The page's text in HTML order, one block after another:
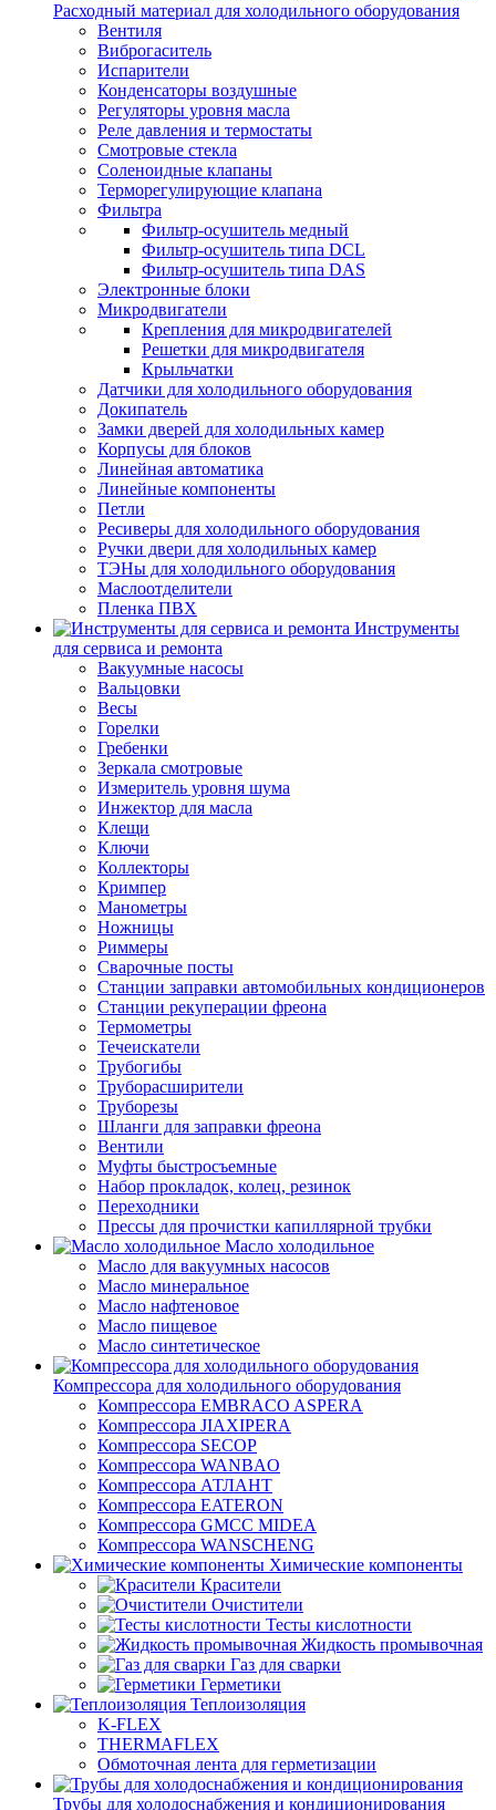
Расходный материал для холодильного оборудования
Вентиля
Виброгаситель
Испарители
Конденсаторы воздушные
Регуляторы уровня масла
Реле давления и термостаты
Смотровые стекла
Соленоидные клапаны
Терморегулирующие клапана
Фильтра
Фильтр-осушитель медный
Фильтр-осушитель типа DCL
Фильтр-осушитель типа DAS
Электронные блоки
Микродвигатели
Крепления для микродвигателей
Решетки для микродвигателя
Крыльчатки
Датчики для холодильного оборудования
Докипатель
Замки дверей для холодильных камер
Корпусы для блоков
Линейная автоматика
Линейные компоненты
Петли
Ресиверы для холодильного оборудования
Ручки двери для холодильных камер
ТЭНы для холодильного оборудования
Маслоотделители
Пленка ПВХ
Инструменты
для сервиса и ремонта
Вакуумные насосы
Вальцовки
Весы
Горелки
Гребенки
Зеркала смотровые
Измеритель уровня шума
Инжектор для масла
Клещи
Ключи
Коллекторы
Кримпер
Манометры
Ножницы
Риммеры
Сварочные посты
Станции заправки автомобильных кондиционеров
Станции рекуперации фреона
Термометры
Течеискатели
Трубогибы
Труборасширители
Труборезы
Шланги для заправки фреона
Вентили
Муфты быстросъемные
Набор прокладок, колец, резинок
Переходники
Прессы для прочистки капиллярной трубки
Масло холодильное
Масло для вакуумных насосов
Масло минеральное
Масло нафтеновое
Масло пищевое
Масло синтетическое
Компрессора для холодильного оборудования
Компрессора EMBRACO ASPERA
Компрессора JIAXIPERA
Компрессора SECOP
Компрессора WANBAO
Компрессора АТЛАНТ
Компрессора EATERON
Компрессора GMCC MIDEA
Компрессора WANSCHENG
Химические компоненты
Красители
Очистители
Тесты кислотности
Жидкость промывочная
Газ для сварки
Герметики
Теплоизоляция
K-FLEX
THERMAFLEX
Обмоточная лента для герметизации
Трубы для холодоснабжения и кондиционирования